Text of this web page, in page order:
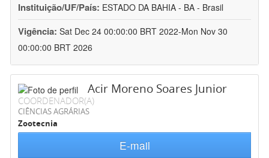
Instituição/UF/País: ESTADO DA BAHIA - BA - Brasil
Vigência: Sat Dec 24 00:00:00 BRT 2022-Mon Nov 30
00:00:00 BRT 2026
Acir Moreno Soares Junior
COORDENADOR(A)
CIÊNCIAS AGRÁRIAS
Zootecnia
E-mail